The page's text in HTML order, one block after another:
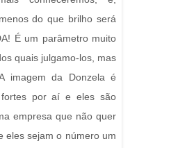
do que brilho será
É um parâmetro muito
quais julgamo-los, mas
imagem da Donzela é
por aí e eles são
empresa que não quer
eles sejam o número um